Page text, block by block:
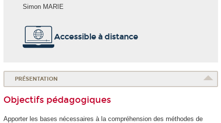
Simon MARIE
Accessible à distance
PRÉSENTATION
Objectifs pédagogiques
Apporter les bases nécessaires à la compréhension des méthodes de